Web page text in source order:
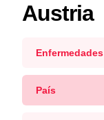
Austria
Enfermedades
País